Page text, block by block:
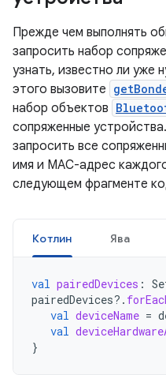
Прежде чем выполнять
запросить набор
узнать, известно ли уже
этого вызовите
набор объектов
сопряженные
запросить все
имя и MAC-адрес
следующем фрагменте
Котлин Ява
val pairedDevices :
pairedDevices?.
val deviceName =
val
}